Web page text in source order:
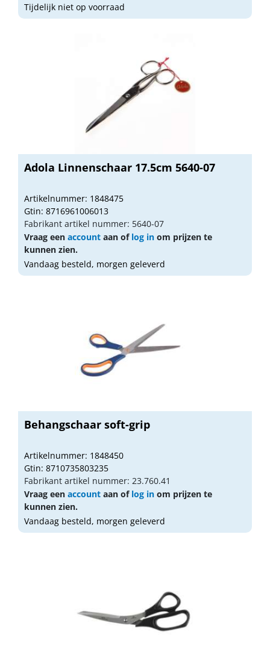
Tijdelijk niet op voorraad
Adola Linnenschaar 17.5cm 5640-07
Artikelnummer: 1848475
Gtin: 8716961006013
Fabrikant artikel nummer: 5640-07
Vraag een account aan of log in om prijzen te
kunnen zien.
Vandaag besteld, morgen geleverd
Behangschaar soft-grip
Artikelnummer: 1848450
Gtin: 8710735803235
Fabrikant artikel nummer: 23.760.41
Vraag een account aan of log in om prijzen te
kunnen zien.
Vandaag besteld, morgen geleverd